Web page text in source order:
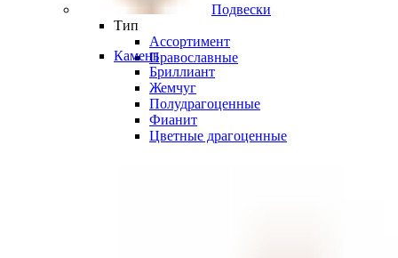
Подвески
Тип
Ассортимент
Православные
Камень
Бриллиант
Жемчуг
Полудрагоценные
Фианит
Цветные драгоценные